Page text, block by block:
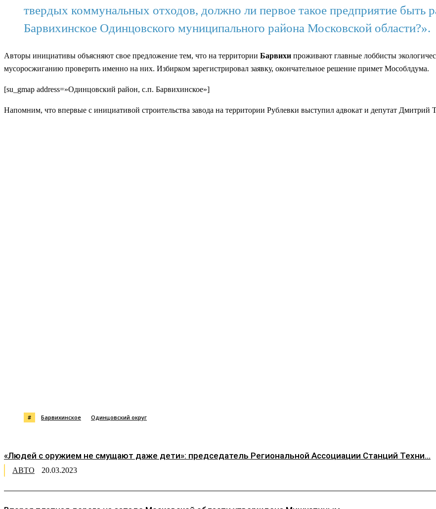
твердых коммунальных отходов, должно ли первое такое предприятие быть
Барвихинское Одинцовского муниципального района Московской области?».
Авторы инициативы объясняют свое предложение тем, что на территории Барвихи проживают главные лоббисты
мусоросжиганию проверить именно на них. Избирком зарегистрировал заявку, окончательное решение примет Мособлдума.
[su_gmap address=»Одинцовский район, с.п. Барвихинское»]
Напомним, что впервые с инициативой строительства завода на территории Рублевки выступил адвокат и депутат Дмитрий
# Барвихинское Одинцовский округ
«Людей с оружием не смущают даже дети»: председатель Региональной Ассоциации Станций Техни...
АВТО 20.03.2023